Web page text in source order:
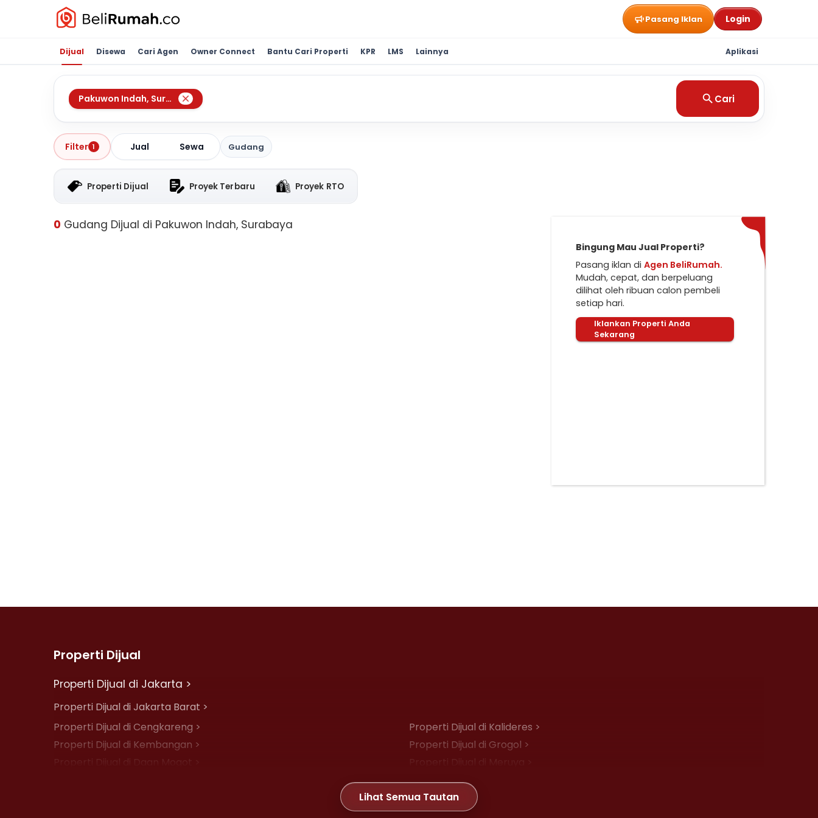
Pasang Iklan Login
Dijual Disewa Cari Agen Owner Connect Bantu Cari Properti KPR LMS Lainnya Aplikasi
Pakuwon Indah, Surabaya Cari
Filter 1 Jual Sewa Gudang
Properti Dijual Proyek Terbaru Proyek RTO
0 Gudang Dijual di Pakuwon Indah, Surabaya
Bingung Mau Jual Properti?
Pasang iklan di Agen BeliRumah.
Mudah, cepat, dan berpeluang
dilihat oleh ribuan calon pembeli
setiap hari.
Iklankan Properti Anda
Sekarang
Properti Dijual
Properti Dijual di Jakarta >
Properti Dijual di Jakarta Barat >
Properti Dijual di Cengkareng >
Properti Dijual di Kalideres >
Properti Dijual di Kembangan >
Properti Dijual di Grogol >
Properti Dijual di Daan Mogot >
Properti Dijual di Meruya >
Properti Dijual di Joglo >
Lihat Semua Tautan